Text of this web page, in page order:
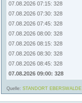
07.08.2026 07:15: 328
07.08.2026 07:30: 328
07.08.2026 07:45: 328
07.08.2026 08:00: 328
07.08.2026 08:15: 328
07.08.2026 08:30: 328
07.08.2026 08:45: 328
07.08.2026 09:00: 328
Quelle: STANDORT EBERSWALDE